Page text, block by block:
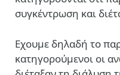
συγκέντρωση και
Εχουμε δηλαδή το
κατηγορούμενοι οι